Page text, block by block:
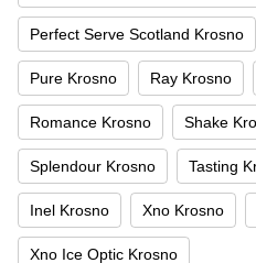
Perfect Serve Scotland Krosno
Pure Krosno Ray Krosno
Romance Krosno Shake
Splendour Krosno Tasting
Inel Krosno Xno Krosno
Xno Ice Optic Krosno